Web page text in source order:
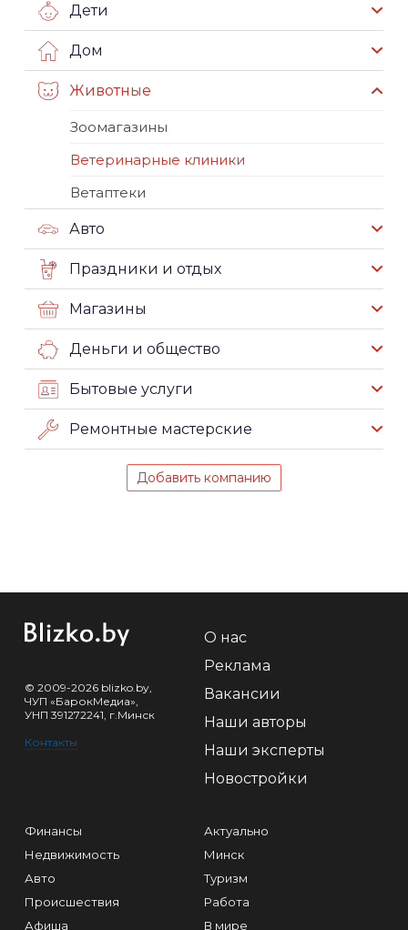
Дети
Дом
Животные
Зоомагазины
Ветеринарные клиники
Ветаптеки
Авто
Праздники и отдых
Магазины
Деньги и общество
Бытовые услуги
Ремонтные мастерские
Добавить компанию
© 2009-2026 blizko.by,
ЧУП «БарокМедиа»,
УНП 391272241, г.Минск
Контакты
О нас
Реклама
Вакансии
Наши авторы
Наши эксперты
Новостройки
Финансы
Недвижимость
Авто
Происшествия
Афиша
Актуально
Минск
Туризм
Работа
В мире